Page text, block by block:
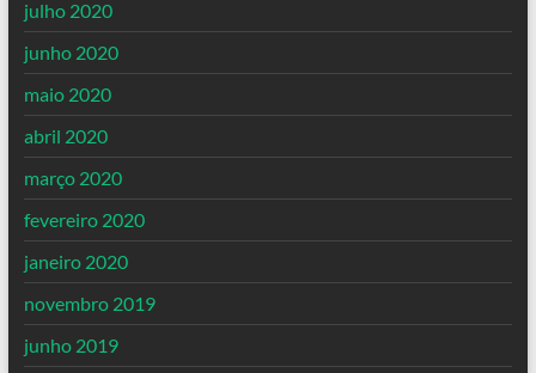
julho 2020
junho 2020
maio 2020
abril 2020
março 2020
fevereiro 2020
janeiro 2020
novembro 2019
junho 2019